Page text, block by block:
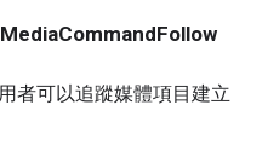
者可以追蹤媒體項目建立